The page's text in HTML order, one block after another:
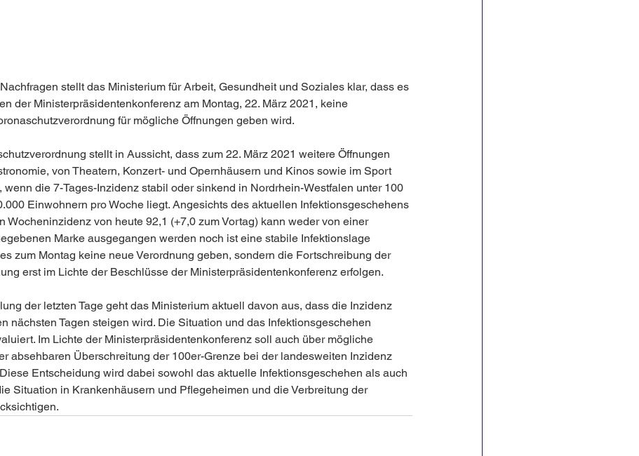
stellt das Ministerium für Arbeit, Gesundheit und Soziales klar, dass es
der Ministerpräsidentenkonferenz am Montag, 22. März 2021, keine
für mögliche Öffnungen geben wird.
stellt in Aussicht, dass zum 22. März 2021 weitere Öffnungen
von Theatern, Konzert- und Opernhäusern und Kinos sowie im Sport
wenn die 7-Tages-Inzidenz stabil oder sinkend in Nordrhein-Westfalen unter 100
Einwohnern pro Woche liegt. Angesichts des aktuellen Infektionsgeschehens
Wocheninzidenz von heute 92,1 (+7,0 zum Vortag) kann weder von einer
Marke ausgegangen werden noch ist eine stabile Infektionslage
zum Montag keine neue Verordnung geben, sondern die Fortschreibung der
erst im Lichte der Beschlüsse der Ministerpräsidentenkonferenz erfolgen.
der letzten Tage geht das Ministerium aktuell davon aus, dass die Inzidenz
nächsten Tagen steigen wird. Die Situation und das Infektionsgeschehen
Im Lichte der Ministerpräsidentenkonferenz soll auch über mögliche
absehbaren Überschreitung der 100er-Grenze bei der landesweiten Inzidenz
Entscheidung wird dabei sowohl das aktuelle Infektionsgeschehen als auch
Situation in Krankenhäusern und Pflegeheimen und die Verbreitung der